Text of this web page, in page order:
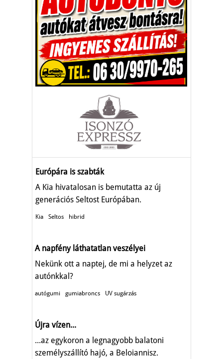
Európára is szabták
A Kia hivatalosan is bemutatta az új
generációs Seltost Európában.
Kia Seltos hibrid
A napfény láthatatlan veszélyei
Nekünk ott a naptej, de mi a helyzet az
autónkkal?
autógumi gumiabroncs UV sugárzás
Újra vízen...
...az egykoron a legnagyobb balatoni
személyszállító hajó, a Beloiannisz.